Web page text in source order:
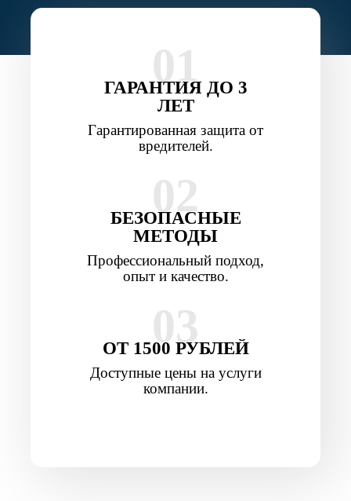
01
ГАРАНТИЯ ДО 3
ЛЕТ
Гарантированная защита от
вредителей.
02
БЕЗОПАСНЫЕ
МЕТОДЫ
Профессиональный подход,
опыт и качество.
03
ОТ 1500 РУБЛЕЙ
Доступные цены на услуги
компании.